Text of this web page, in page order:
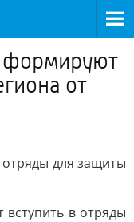
формируют
от
для защиты
вступить в отряды